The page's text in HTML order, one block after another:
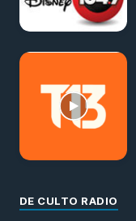
DE CULTO RADIO